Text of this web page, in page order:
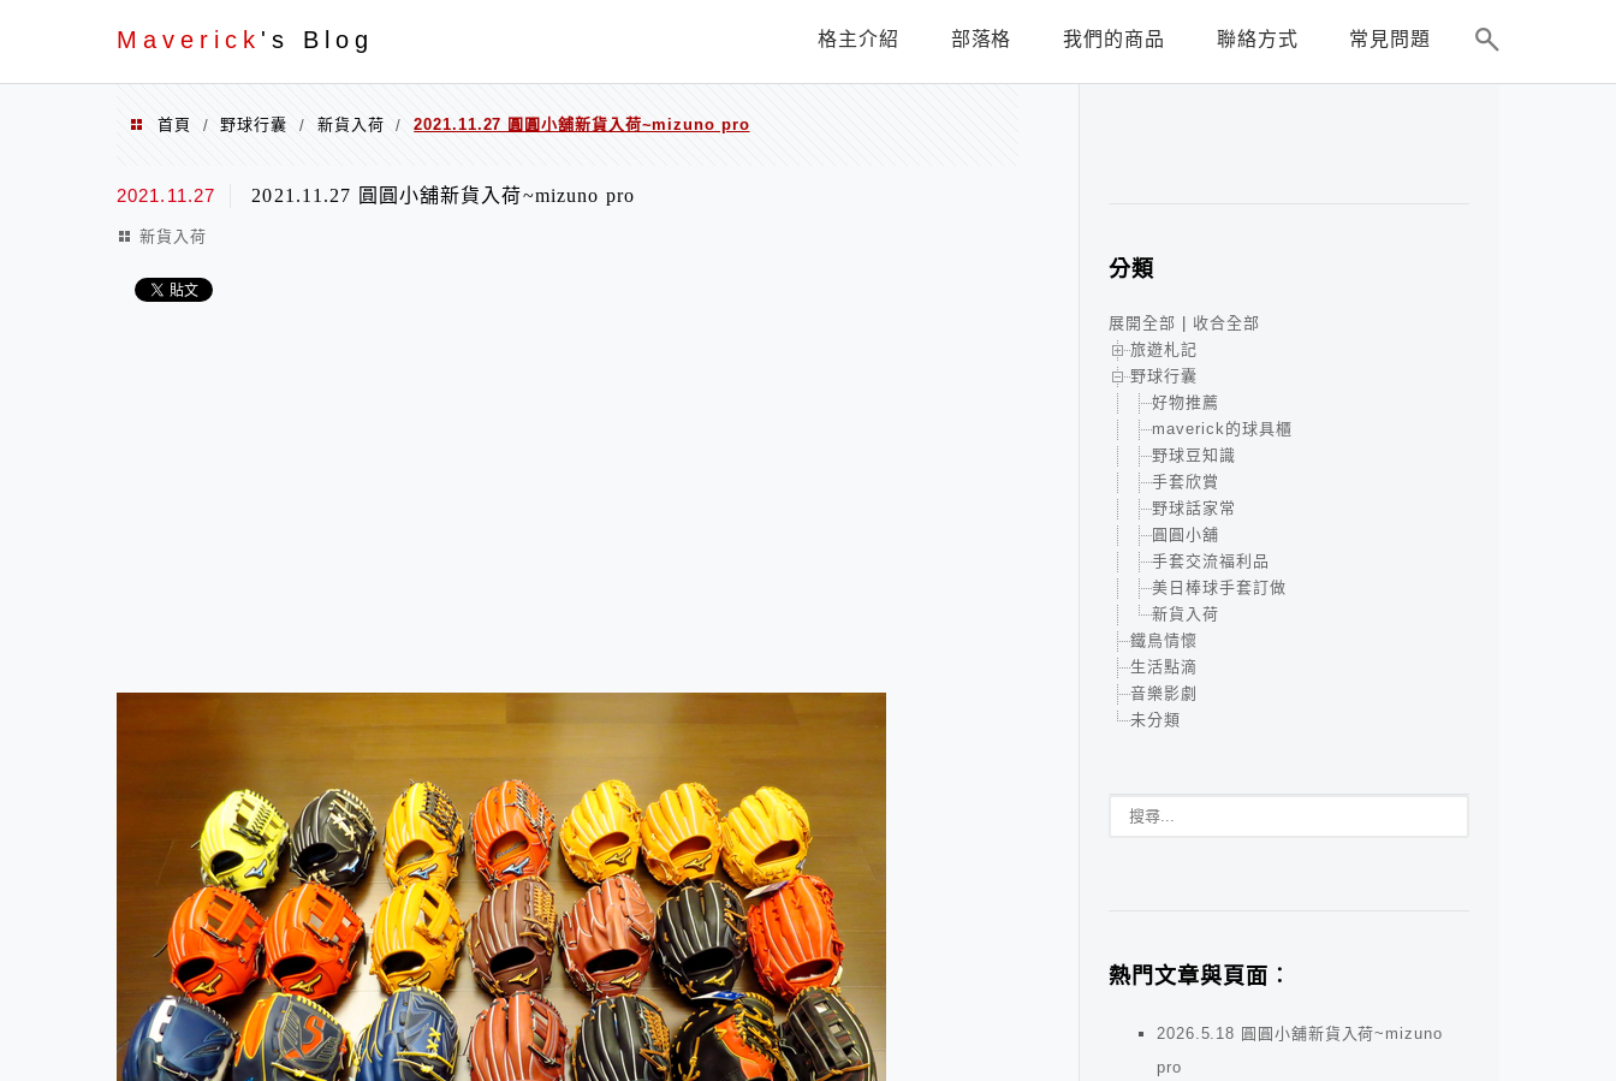
Maverick 's Blog 格主介紹 部落格 我們的商品 聯絡方式 常見問題
首頁 / 野球行囊 / 新貨入荷 / 2021.11.27 圓圓小舖新貨入荷~mizuno pro
2021.11.27 2021.11.27 圓圓小舖新貨入荷~mizuno pro
新貨入荷
分類
展開全部
收合全部
旅遊札記
野球行囊
好物推薦
maverick的球具櫃
野球豆知識
手套欣賞
野球話家常
圓圓小舖
手套交流福利品
美日棒球手套訂做
新貨入荷
鐵鳥情懷
生活點滴
音樂影劇
未分類
熱門文章與頁面︰
2026.5.18 圓圓小舖新貨入荷~mizuno
pro